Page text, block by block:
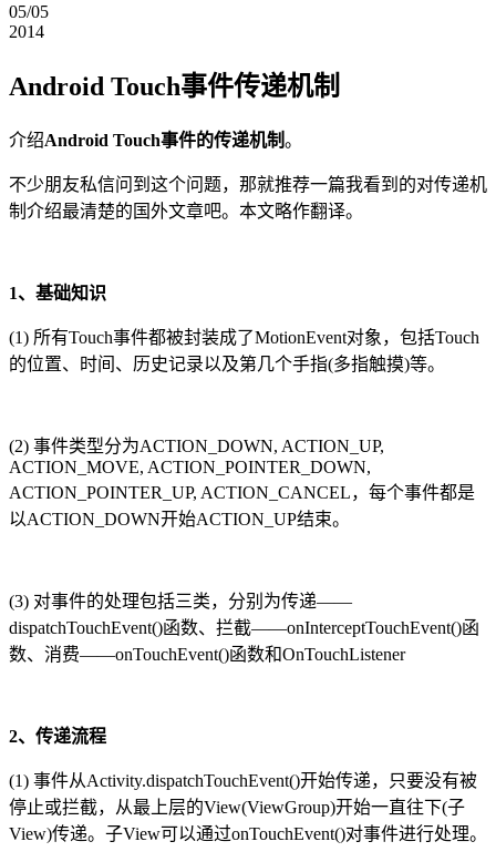
05/05
2014
Android Touch事件传递机制
介绍Android Touch事件的传递机制。
不少朋友私信问到这个问题，那就推荐一篇我看到的对传递机
制介绍最清楚的国外文章吧。本文略作翻译。
1、基础知识
(1) 所有Touch事件都被封装成了MotionEvent对象，包括Touch
的位置、时间、历史记录以及第几个手指(多指触摸)等。
(2) 事件类型分为ACTION_DOWN, ACTION_UP,
ACTION_MOVE, ACTION_POINTER_DOWN,
ACTION_POINTER_UP, ACTION_CANCEL，每个事件都是
以ACTION_DOWN开始ACTION_UP结束。
(3) 对事件的处理包括三类，分别为传递——
dispatchTouchEvent()函数、拦截——onInterceptTouchEvent()函
数、消费——onTouchEvent()函数和OnTouchListener
2、传递流程
(1) 事件从Activity.dispatchTouchEvent()开始传递，只要没有被
停止或拦截，从最上层的View(ViewGroup)开始一直往下(子
View)传递。子View可以通过onTouchEvent()对事件进行处理。